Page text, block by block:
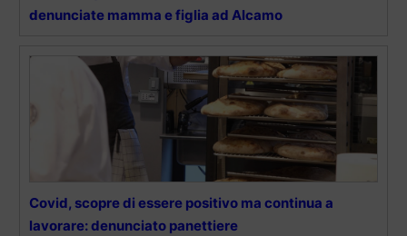
denunciate mamma e figlia ad Alcamo
Covid, scopre di essere positivo ma continua a
lavorare: denunciato panettiere